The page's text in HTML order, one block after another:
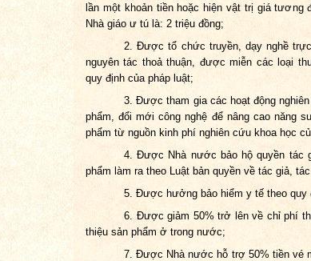
lần một khoản tiền hoặc hiện vật trị giá
Nhà giáo ư tú là: 2 triệu đồng;
2. Được tổ chức truyền, dạy nghề
nguyên tác thoả thuận, được miễn các loại
quy định của pháp luật;
3. Được tham gia các hoạt động
phẩm, đổi mới công nghệ để nâng cao năng
phẩm từ nguồn kinh phí nghiên cứu khoa học
4. Được Nhà nước bảo hộ quyền tác
phẩm làm ra theo Luật bản quyền về tác giả,
5. Được hưởng bảo hiểm y tế theo quy
6. Được giảm 50% trở lên về chỉ phí
thiệu sản phẩm ở trong nước;
7. Được Nhà nước hỗ trợ 50% tiền vé